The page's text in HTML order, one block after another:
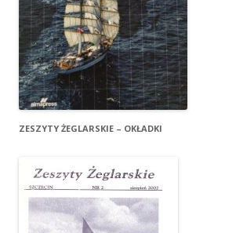
ZESZYTY ŻEGLARSKIE – OKŁADKI